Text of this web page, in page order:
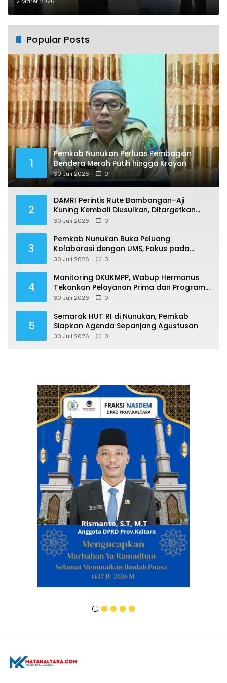
Popular Posts
1
Pemkab Nunukan Perluas Pembagian
Bendera Merah Putih hingga Krayan
30 Juli 2026 0
2
DAMRI Perintis Rute Bambangan–Aji
Kuning Kembali Diusulkan, Ditargetkan
Mengaspal pada 2027
30 Juli 2026 0
3
Pemkab Nunukan Buka Peluang
Kolaborasi dengan UMS, Fokus pada
Penguatan Kawasan Perbatasan
30 Juli 2026 0
4
Monitoring DKUKMPP, Wabup Hermanus
Tekankan Pelayanan Prima dan Program
Berdampak
30 Juli 2026 0
5
Semarak HUT RI di Nunukan, Pemkab
Siapkan Agenda Sepanjang Agustusan
30 Juli 2026 0